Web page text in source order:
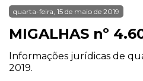
quarta-feira, 15 de maio de 2019
MIGALHAS nº
Informações jurídicas de
2019.